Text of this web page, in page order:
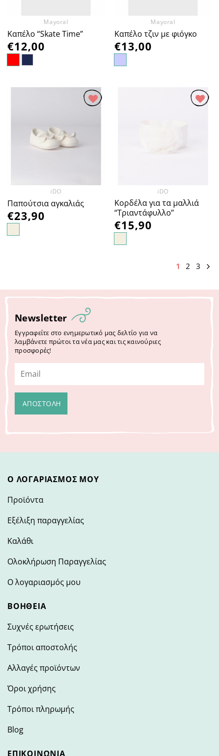
Mayoral
Καπέλο “Skate Time”
€12,00
Mayoral
Καπέλο τζιν με φιόγκο
€13,00
iDO
Παπούτσια αγκαλιάς
€23,90
iDO
Κορδέλα για τα μαλλιά
“Τριαντάφυλλο”
€15,90
1 2 3
Newsletter
Εγγραφείτε στο ενημερωτικό μας δελτίο για να
λαμβάνετε πρώτοι τα νέα μας και τις καινούριες
προσφορές!
Ο ΛΟΓΑΡΙΑΣΜΌΣ ΜΟΥ
Προϊόντα
Εξέλιξη παραγγελίας
Καλάθι
Ολοκλήρωση Παραγγελίας
Ο λογαριασμός μου
ΒΟΉΘΕΙΑ
Συχνές ερωτήσεις
Τρόποι αποστολής
Αλλαγές προϊόντων
Όροι χρήσης
Τρόποι πληρωμής
Blog
ΕΠΙΚΟΙΝΩΝΊΑ